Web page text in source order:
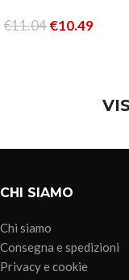
€11.04€10.49
CHI SIAMO
Chi siamo
Consegna e spedizioni
Privacy e cookie